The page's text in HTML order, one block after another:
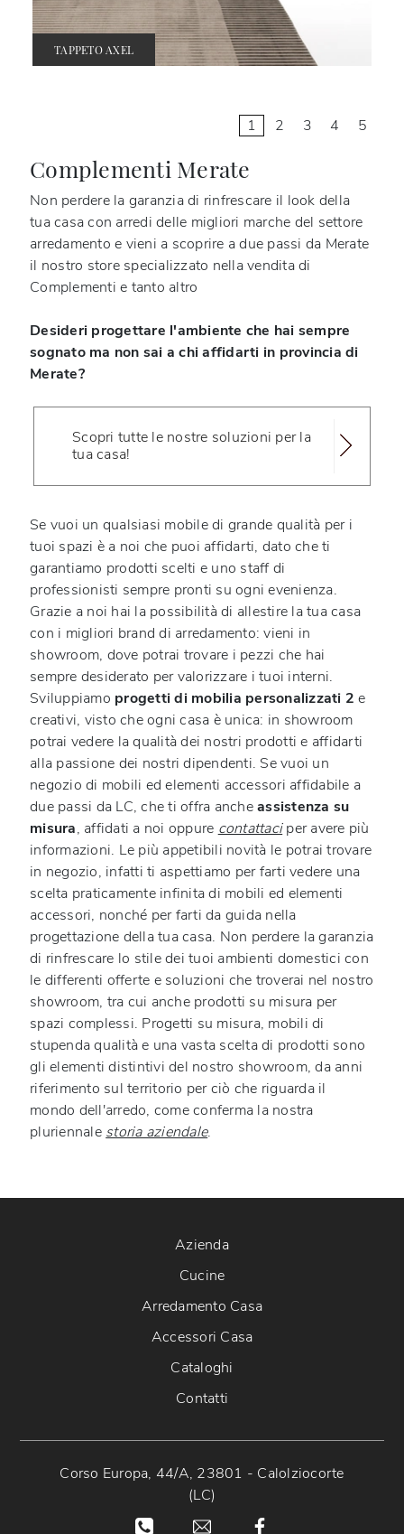
TAPPETO AXEL
1 2 3 4 5
Complementi Merate
Non perdere la garanzia di rinfrescare il look della
tua casa con arredi delle migliori marche del settore
arredamento e vieni a scoprire a due passi da Merate
il nostro store specializzato nella vendita di
Complementi e tanto altro
Desideri progettare l'ambiente che hai sempre
sognato ma non sai a chi affidarti in provincia di
Merate?
Scopri tutte le nostre soluzioni per la
tua casa!
Se vuoi un qualsiasi mobile di grande qualità per i
tuoi spazi è a noi che puoi affidarti, dato che ti
garantiamo prodotti scelti e uno staff di
professionisti sempre pronti su ogni evenienza.
Grazie a noi hai la possibilità di allestire la tua casa
con i migliori brand di arredamento: vieni in
showroom, dove potrai trovare i pezzi che hai
sempre desiderato per valorizzare i tuoi interni.
Sviluppiamo progetti di mobilia personalizzati 2 e
creativi, visto che ogni casa è unica: in showroom
potrai vedere la qualità dei nostri prodotti e affidarti
alla passione dei nostri dipendenti. Se vuoi un
negozio di mobili ed elementi accessori affidabile a
due passi da LC, che ti offra ancheassistenza su
misura, affidati a noi oppure contattaciper avere più
informazioni. Le più appetibili novità le potrai trovare
in negozio, infatti ti aspettiamo per farti vedere una
scelta praticamente infinita di mobili ed elementi
accessori, nonché per farti da guida nella
progettazione della tua casa. Non perdere la garanzia
di rinfrescare lo stile dei tuoi ambienti domestici con
le differenti offerte e soluzioni che troverai nel nostro
showroom, tra cui anche prodotti su misura per
spazi complessi. Progetti su misura, mobili di
stupenda qualità e una vasta scelta di prodotti sono
gli elementi distintivi del nostro showroom, da anni
riferimento sul territorio per ciò che riguarda il
mondo dell'arredo, come conferma la nostra
pluriennale storia aziendale.
Azienda
Cucine
Arredamento Casa
Accessori Casa
Cataloghi
Contatti
Corso Europa, 44/A, 23801 - Calolziocorte
(LC)